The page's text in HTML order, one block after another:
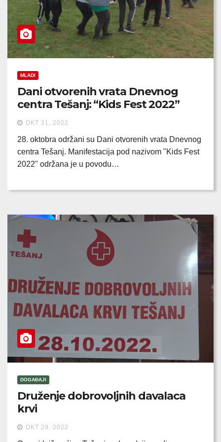
MLADI
Dani otvorenih vrata Dnevnog
centra Tešanj: “Kids Fest 2022”
OKT 31, 2022
28. oktobra održani su Dani otvorenih vrata Dnevnog
centra Tešanj. Manifestacija pod nazivom "Kids Fest
2022" održana je u povodu…
DOGAĐAJI
Druženje dobrovoljnih davalaca
krvi
OKT 29, 2022